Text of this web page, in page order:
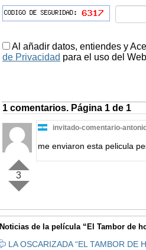
Al añadir datos, entiendes y
de Privacidad para el uso del
1 comentarios. Página 1 de 1
3
invitado-comentario-
me enviaron esta pelicula
Noticias de la película “El Tambor de
LA OSCARIZADA “EL TAMBOR DE